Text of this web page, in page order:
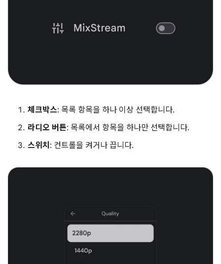
체크박스: 목록 항목을 하나 이상 선택합니다.
라디오 버튼: 목록에서 항목을 하나만 선택합니다.
스위치 : 컨트롤을 켜거나 끕니다.